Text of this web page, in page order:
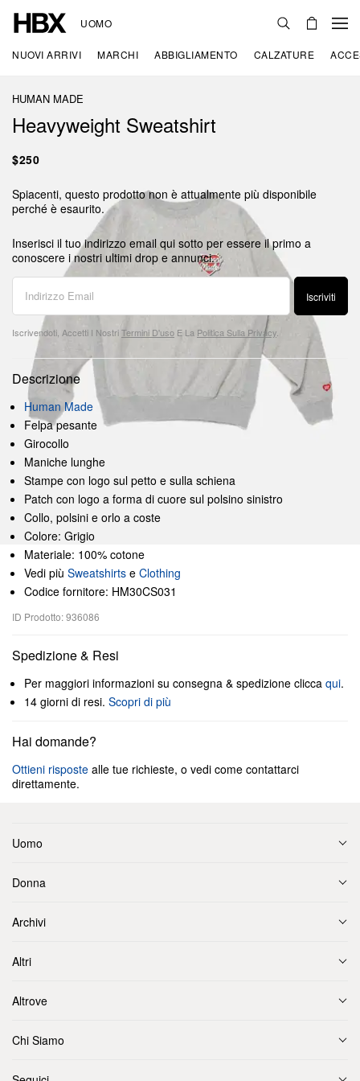
UOMO
NUOVI ARRIVI MARCHI ABBIGLIAMENTO CALZATURE
HUMAN MADE
Heavyweight Sweatshirt
$250
Spiacenti, questo prodotto non è attualmente più disponibile
perché è esaurito.
Inserisci il tuo indirizzo email qui sotto per essere il primo a
conoscere i nostri ultimi drop e annunci.
Iscriviti
Iscrivendoti, Accetti I NostriTermini D'uso E La Politica Sulla Privacy
Descrizione
Human Made
Felpa pesante
Girocollo
Maniche lunghe
Stampe con logo sul petto e sulla schiena
Patch con logo a forma di cuore sul polsino sinistro
Collo, polsini e orlo a coste
Colore: Grigio
Materiale: 100% cotone
Vedi più Sweatshirts e Clothing
Codice fornitore: HM30CS031
ID Prodotto: 936086
Spedizione & Resi
Per maggiori informazioni su consegna & spedizione clicca qui.
14 giorni di resi. Scopri di più
Hai domande?
Ottieni risposte alle tue richieste, o vedi come contattarci
direttamente.
Uomo
Donna
Archivi
Altri
Altrove
Chi Siamo